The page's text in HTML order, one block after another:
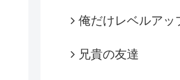
俺だけレベルアッ
兄貴の友達